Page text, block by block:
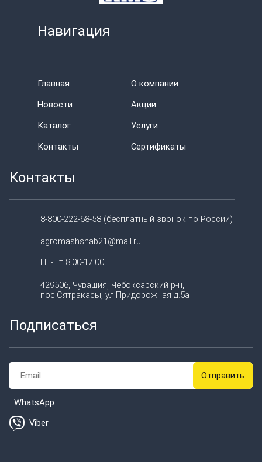
Навигация
Главная
О компании
Новости
Акции
Каталог
Услуги
Контакты
Сертификаты
Контакты
8-800-222-68-58 (бесплатный звонок по России)
agromashsnab21@mail.ru
Пн-Пт 8:00-17:00
429506, Чувашия, Чебоксарский р-н,
пос.Сятракасы, ул.Придорожная д.5а
Подписаться
WhatsApp
Viber